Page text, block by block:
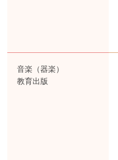
音楽（器楽）
教育出版